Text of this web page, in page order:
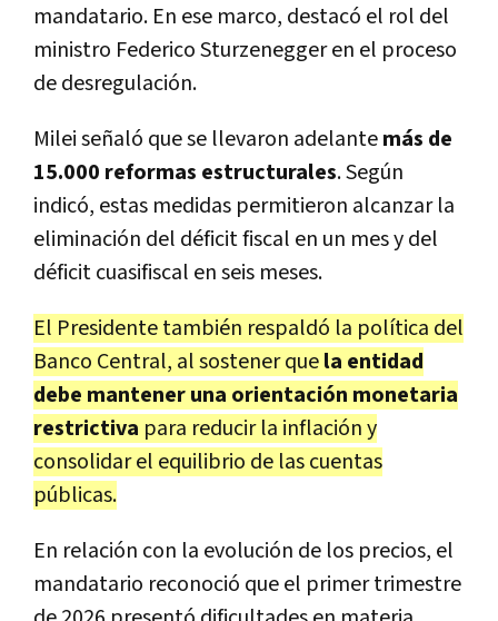
mandatario. En ese marco, destacó el rol del
ministro Federico Sturzenegger en el proceso
de desregulación.
Milei señaló que se llevaron adelantemás de
15.000 reformas estructurales. Según
indicó, estas medidas permitieron alcanzar la
eliminación del déficit fiscal en un mes y del
déficit cuasifiscal en seis meses.
El Presidente también respaldó la política del
Banco Central, al sostener quela entidad
debe mantener una orientación monetaria
restrictiva para reducir la inflación y
consolidar el equilibrio de las cuentas
públicas.
En relación con la evolución de los precios, el
mandatario reconoció que el primer trimestre